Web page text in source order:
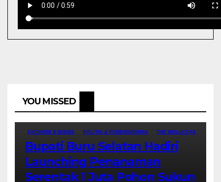
YOU MISSED
EKONOMI & BISNIS POLITIK & PEMERINTAHAN THE MOLUCCAS
Bupati Buru Selatan Hadiri
Launching Penanaman
Serentak 1 Juta Pohon Sukun